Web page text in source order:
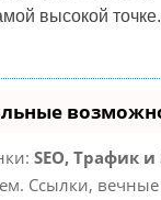
высокой
SEO, Трафик и
Ссылки,